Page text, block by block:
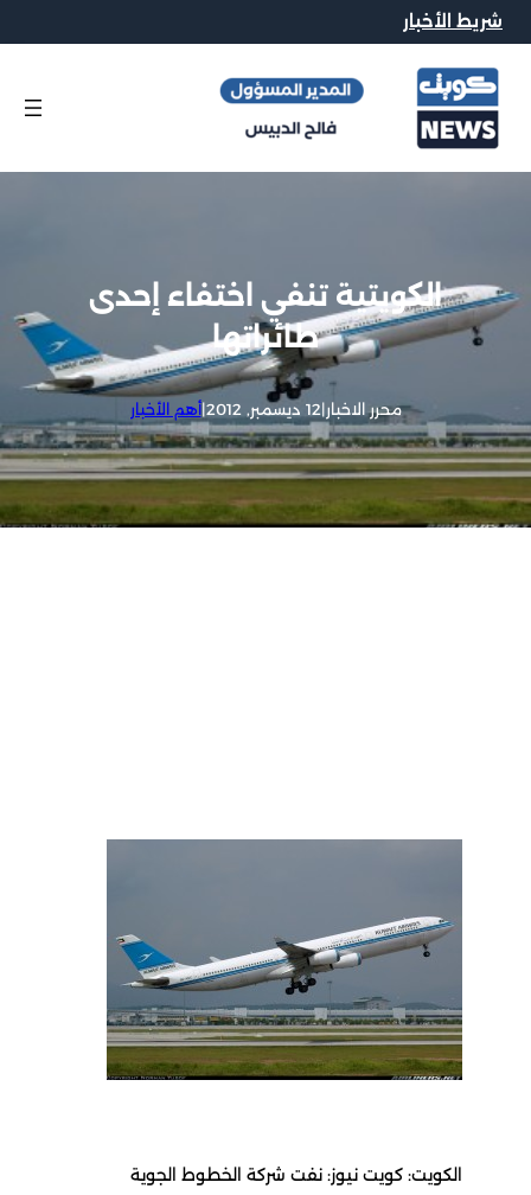
شريط الأخبار
الكويتية تنفي اختفاء إحدى
طائراتها
محرر الاخبار|12 ديسمبر, 2012 |أهم الأخبار
الكويت: كويت نيوز: نفت شركة الخطوط الجوية